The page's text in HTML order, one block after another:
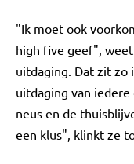
"Ik moet ook
high five geef",
uitdaging. Dat zit zo
uitdaging van iedere
neus en de
een klus", klinkt ze